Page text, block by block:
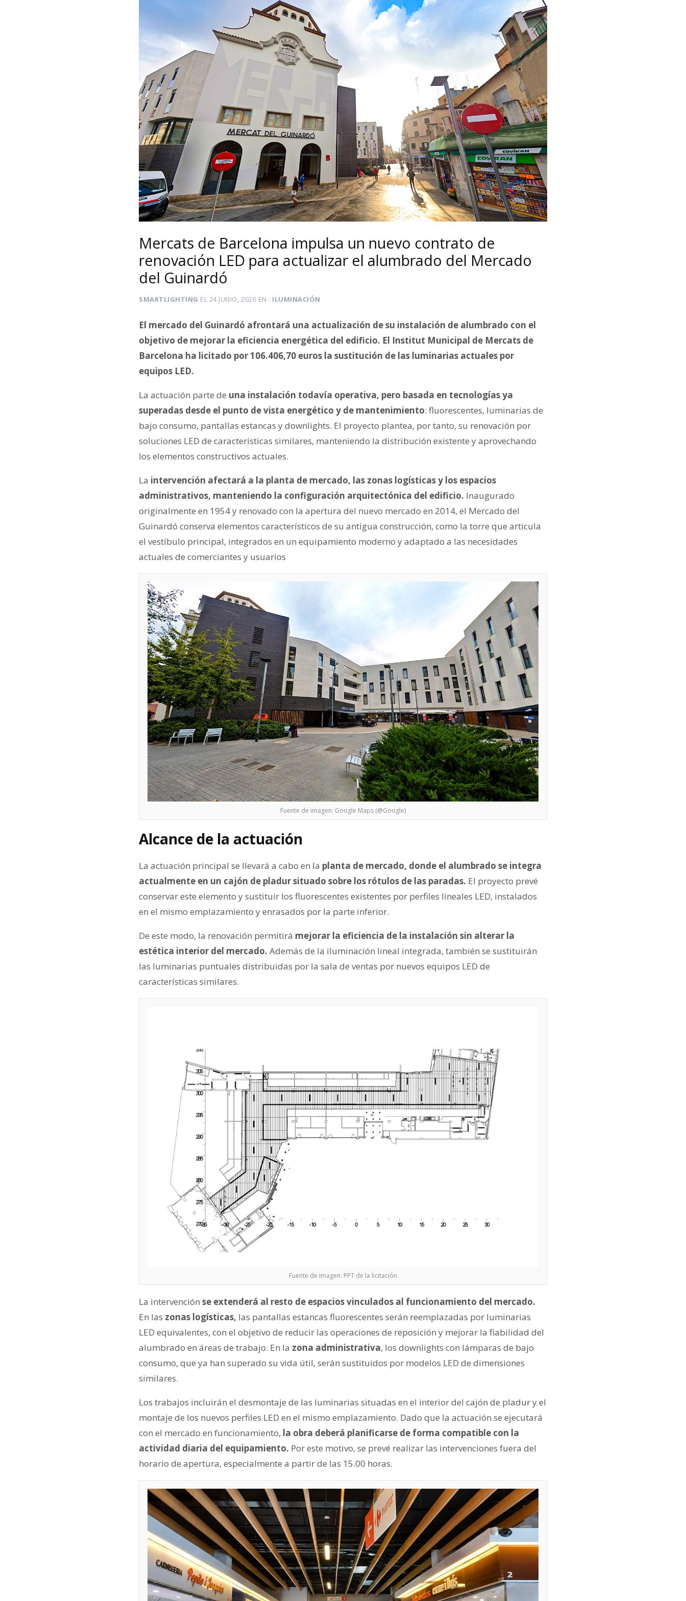
Mercats de Barcelona impulsa un nuevo contrato de
renovación LED para actualizar el alumbrado del Mercado
del Guinardó
SMARTLIGHTING EL 24 JUNIO, 2026 EN ILUMINACIÓN
El mercado del Guinardó afrontará una actualización de su instalación de alumbrado con el
objetivo de mejorar la eficiencia energética del edificio. El Institut Municipal de Mercats de
Barcelona ha licitado por 106.406,70 euros la sustitución de las luminarias actuales por
equipos LED.
La actuación parte de una instalación todavía operativa, pero basada en tecnologías ya
superadas desde el punto de vista energético y de mantenimiento: fluorescentes, luminarias de
bajo consumo, pantallas estancas y downlights. El proyecto plantea, por tanto, su renovación por
soluciones LED de características similares, manteniendo la distribución existente y aprovechando
los elementos constructivos actuales.
La intervención afectará a la planta de mercado, las zonas logísticas y los espacios
administrativos, manteniendo la configuración arquitectónica del edificio. Inaugurado
originalmente en 1954 y renovado con la apertura del nuevo mercado en 2014, el Mercado del
Guinardó conserva elementos característicos de su antigua construcción, como la torre que articula
el vestíbulo principal, integrados en un equipamiento moderno y adaptado a las necesidades
actuales de comerciantes y usuarios
Fuente de imagen: Google Maps (@Google)
Alcance de la actuación
La actuación principal se llevará a cabo en la planta de mercado, donde el alumbrado se integra
actualmente en un cajón de pladur situado sobre los rótulos de las paradas. El proyecto prevé
conservar este elemento y sustituir los fluorescentes existentes por perfiles lineales LED, instalados
en el mismo emplazamiento y enrasados por la parte inferior.
De este modo, la renovación permitirá mejorar la eficiencia de la instalación sin alterar la
estética interior del mercado. Además de la iluminación lineal integrada, también se sustituirán
las luminarias puntuales distribuidas por la sala de ventas por nuevos equipos LED de
características similares.
Fuente de imagen: PPT de la licitación
La intervención se extenderá al resto de espacios vinculados al funcionamiento del mercado.
En las zonas logísticas, las pantallas estancas fluorescentes serán reemplazadas por luminarias
LED equivalentes, con el objetivo de reducir las operaciones de reposición y mejorar la fiabilidad del
alumbrado en áreas de trabajo. En la zona administrativa, los downlights con lámparas de bajo
consumo, que ya han superado su vida útil, serán sustituidos por modelos LED de dimensiones
similares.
Los trabajos incluirán el desmontaje de las luminarias situadas en el interior del cajón de pladur y el
montaje de los nuevos perfiles LED en el mismo emplazamiento. Dado que la actuación se ejecutará
con el mercado en funcionamiento, la obra deberá planificarse de forma compatible con la
actividad diaria del equipamiento. Por este motivo, se prevé realizar las intervenciones fuera del
horario de apertura, especialmente a partir de las 15.00 horas.